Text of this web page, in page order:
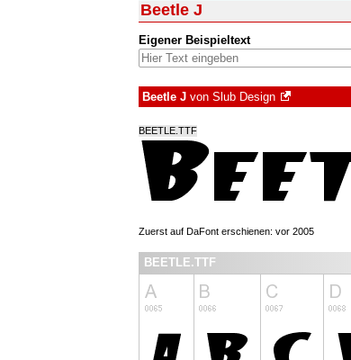
Beetle J
Eigener Beispieltext
Beetle J von Slub Design
BEETLE.TTF
Zuerst auf DaFont erschienen: vor 2005
BEETLE.TTF